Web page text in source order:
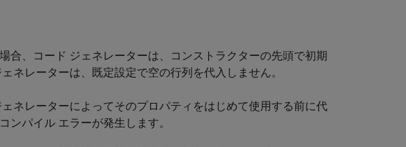
合、コード ジェネレーターは、コンストラクターの先頭で初期
ネレーターは、既定設定で空の行列を代入しません。
ネレーターによってそのプロパティをはじめて使用する前に代
ンパイル エラーが発生します。